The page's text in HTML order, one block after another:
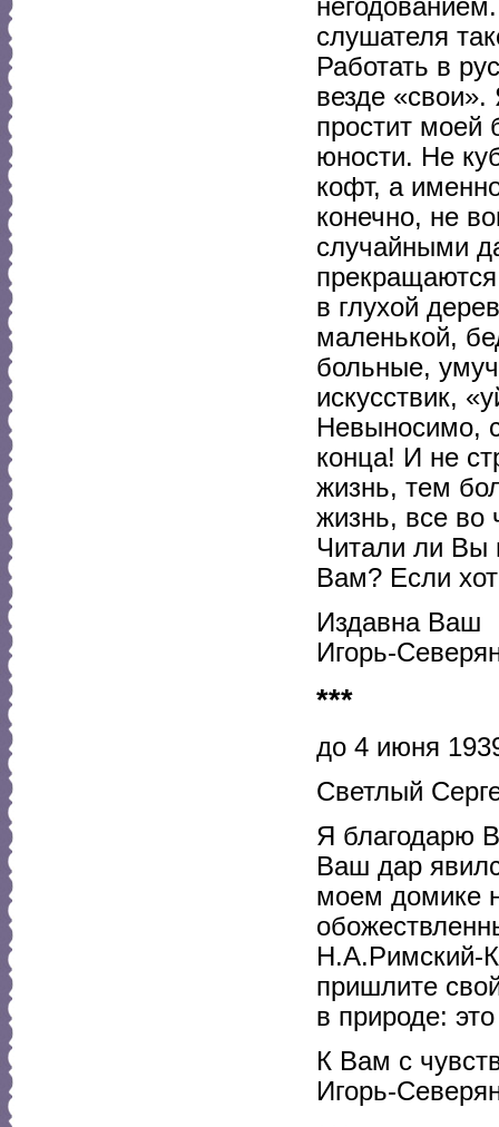
слушателя
Работать в
везде «свои».
простит моей
юности. Не
кофт, а
конечно, не
случайными
в глухой
маленькой,
больные,
искусствик,
Невыносимо,
конца! И не
жизнь, тем
жизнь, все во
Читали ли Вы
Вам? Если
Издавна Ваш
Игорь-
***
до 4 июня
Светлый
Я благодарю
Ваш дар
моем домике
Н.А.Римский-
пришлите
в природе:
К Вам с
Игорь-